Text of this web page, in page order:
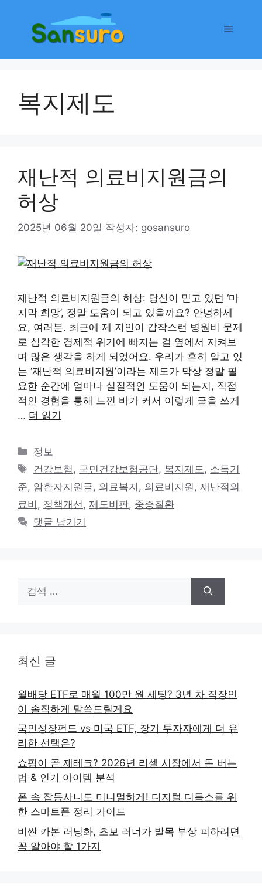
메
복지제도
재난적 의료비지원금의
허상
2025년 06월 20일 작성자: gosansuro
재난적 의료비지원금의 허상: 당신이 믿고 있던 ‘마
지막 희망’, 정말 도움이 되고 있을까요? 안녕하세
요, 여러분. 최근에 제 지인이 갑작스런 병원비 문제
로 심각한 경제적 위기에 빠지는 걸 옆에서 지켜보
며 많은 생각을 하게 되었어요. 우리가 흔히 알고 있
는 ‘재난적 의료비지원’이라는 제도가 막상 정말 필
요한 순간에 얼마나 실질적인 도움이 되는지, 직접
적인 경험을 통해 느낀 바가 커서 이렇게 글을 쓰게
… 더 읽기
카
테
리
정보
태
그
건강보험 , 국민건강보험공단, 복지제도 , 소득기
준, 암환자지원금, 의료복지 , 의료비지원 , 재난적의
료비 , 정책개선 , 제도비판, 중증질환
댓글 남기기
색:
최신 글
월배당 ETF로 매월 100만 원 세팅? 3년 차 직장인
이 솔직하게 말씀드릴게요
국민성장펀드 vs 미국 ETF, 장기 투자자에게 더 유
리한 선택은?
쇼핑이 곧 재테크? 2026년 리셀 시장에서 돈 버는
법 & 인기 아이템 분석
폰 속 잡동사니도 미니멀하게! 디지털 디톡스를 위
한 스마트폰 정리 가이드
비싼 카본 러닝화, 초보 러너가 발목 부상 피하려면
꼭 알아야 할 1가지